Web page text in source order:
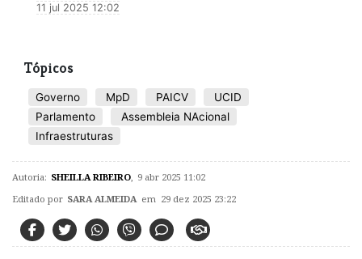
11 jul 2025 12:02
Tópicos
Governo MpD PAICV
UCID
Parlamento
Assembleia NAcional
Infraestruturas
Autoria: SHEILLA RIBEIRO 9 abr 2025 11:02
Editado por SARA ALMEIDA em 29 dez 2025 23:22